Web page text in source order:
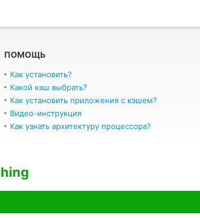
ПОМОЩЬ
Как установить?
Какой кэш выбрать?
Как установить приложения с кэшем?
Видео-инструкция
Как узнать архитектуру процессора?